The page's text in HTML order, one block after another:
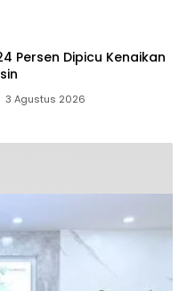
Persen Dipicu Kenaikan
3 Agustus 2026